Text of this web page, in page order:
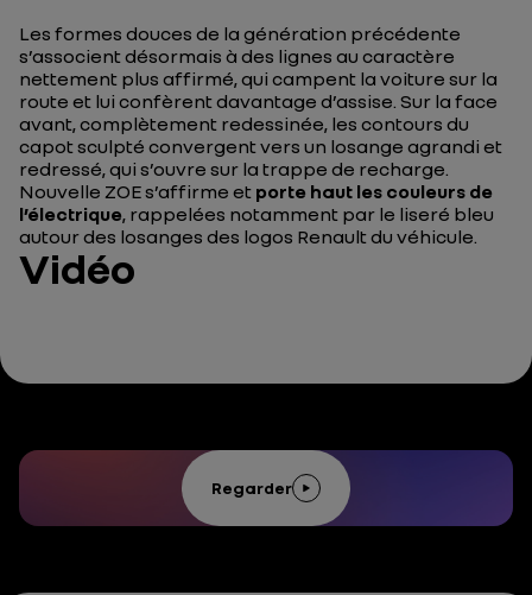
Les formes douces de la génération précédente
s’associent désormais à des lignes au caractère
nettement plus affirmé, qui campent la voiture sur la
route et lui confèrent davantage d’assise. Sur la face
avant, complètement redessinée, les contours du
capot sculpté convergent vers un losange agrandi et
redressé, qui s’ouvre sur la trappe de recharge.
Nouvelle ZOE s’affirme et porte haut les couleurs de
l’électrique, rappelées notamment par le liseré bleu
autour des losanges des logos Renault du véhicule.
Vidéo
Regarder